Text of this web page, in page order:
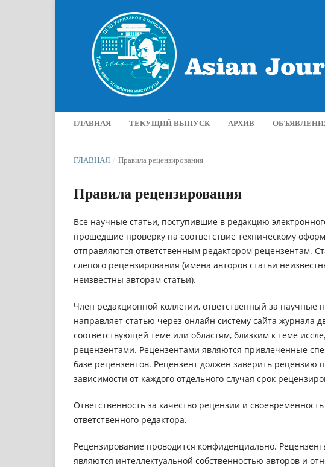
ГЛАВНАЯ ТЕКУЩИЙ ВЫПУСК АРХИВ
ГЛАВНАЯ / Правила рецензирования
Правила рецензирования
Все научные статьи, поступившие в редакцию
прошедшие проверку на соответствие техническому
отправляются ответственным редактором рецензентам.
слепого рецензирования (имена авторов статьи
неизвестны авторам статьи).
Член редакционной коллегии, ответственный за научные
направляет статью через онлайн систему сайта
соответствующей теме или областям, близким к теме
рецензентами. Рецензентами являются привлеченные
базе рецензентов. Рецензент должен заверить рецензию
зависимости от каждого отдельного случая срок
Ответственность за качество рецензии и
ответственного редактора.
Рецензирование проводится конфиденциально.
являются интеллектуальной собственностью авторов и